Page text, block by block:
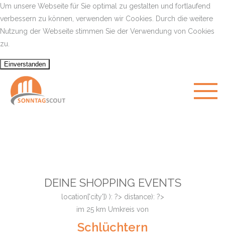
Um unsere Webseite für Sie optimal zu gestalten und fortlaufend
verbessern zu können, verwenden wir Cookies. Durch die weitere
Nutzung der Webseite stimmen Sie der Verwendung von Cookies
zu.
DEINE SHOPPING EVENTS
location['city']) ): ?> distance): ?>
im 25 km Umkreis von
Schlüchtern